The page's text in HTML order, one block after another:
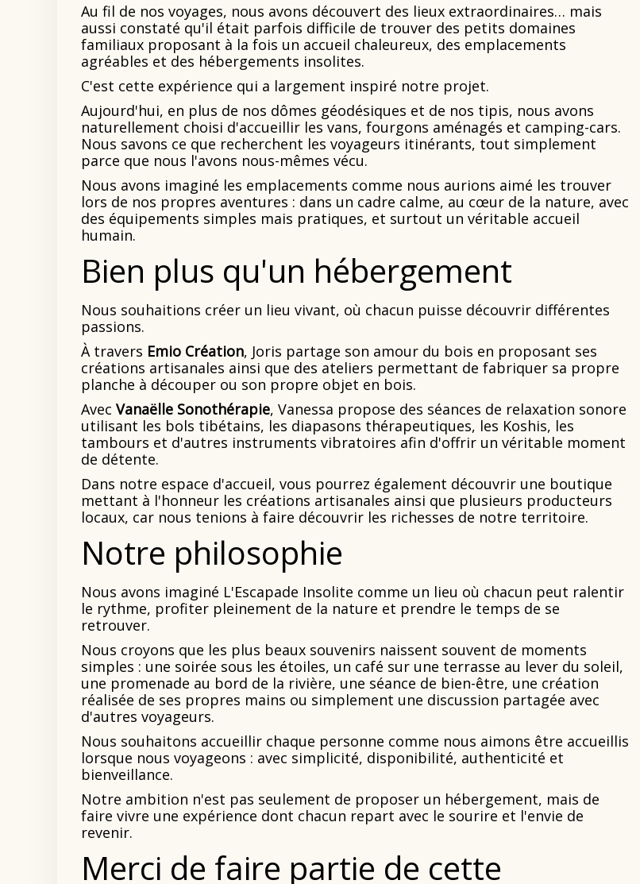
Au fil de nos voyages, nous avons découvert des lieux extraordinaires… mais
aussi constaté qu'il était parfois difficile de trouver des petits domaines
familiaux proposant à la fois un accueil chaleureux, des emplacements
agréables et des hébergements insolites.
C'est cette expérience qui a largement inspiré notre projet.
Aujourd'hui, en plus de nos dômes géodésiques et de nos tipis, nous avons
naturellement choisi d'accueillir les vans, fourgons aménagés et camping-cars.
Nous savons ce que recherchent les voyageurs itinérants, tout simplement
parce que nous l'avons nous-mêmes vécu.
Nous avons imaginé les emplacements comme nous aurions aimé les trouver
lors de nos propres aventures : dans un cadre calme, au cœur de la nature, avec
des équipements simples mais pratiques, et surtout un véritable accueil
humain.
Bien plus qu'un hébergement
Nous souhaitions créer un lieu vivant, où chacun puisse découvrir différentes
passions.
À travers Emio Création, Joris partage son amour du bois en proposant ses
créations artisanales ainsi que des ateliers permettant de fabriquer sa propre
planche à découper ou son propre objet en bois.
Avec Vanaëlle Sonothérapie, Vanessa propose des séances de relaxation sonore
utilisant les bols tibétains, les diapasons thérapeutiques, les Koshis, les
tambours et d'autres instruments vibratoires afin d'offrir un véritable moment
de détente.
Dans notre espace d'accueil, vous pourrez également découvrir une boutique
mettant à l'honneur les créations artisanales ainsi que plusieurs producteurs
locaux, car nous tenions à faire découvrir les richesses de notre territoire.
Notre philosophie
Nous avons imaginé L'Escapade Insolite comme un lieu où chacun peut ralentir
le rythme, profiter pleinement de la nature et prendre le temps de se
retrouver.
Nous croyons que les plus beaux souvenirs naissent souvent de moments
simples : une soirée sous les étoiles, un café sur une terrasse au lever du soleil,
une promenade au bord de la rivière, une séance de bien-être, une création
réalisée de ses propres mains ou simplement une discussion partagée avec
d'autres voyageurs.
Nous souhaitons accueillir chaque personne comme nous aimons être accueillis
lorsque nous voyageons : avec simplicité, disponibilité, authenticité et
bienveillance.
Notre ambition n'est pas seulement de proposer un hébergement, mais de
faire vivre une expérience dont chacun repart avec le sourire et l'envie de
revenir.
Merci de faire partie de cette